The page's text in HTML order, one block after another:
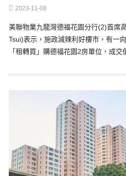
2023-11-08
美聯物業九龍灣德福花園分行(2)首席
Tsui)表示，施政減辣利好樓市，有一
「租轉買」購德福花園2房單位，成交